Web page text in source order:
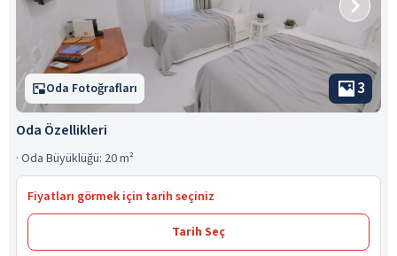
Oda Fotoğrafları 3
Oda Özellikleri
· Oda Büyüklüğü: 20 m²
Fiyatları görmek için tarih seçiniz
Tarih Seç